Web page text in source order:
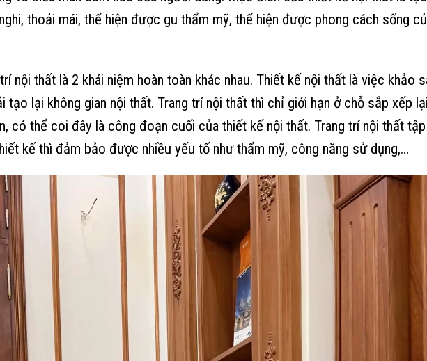
thoải mái, thể hiện được gu thẩm mỹ, thể hiện được phong cách sống
nội thất là 2 khái niệm hoàn toàn khác nhau. Thiết kế nội thất là việc khảo
tạo lại không gian nội thất. Trang trí nội thất thì chỉ giới hạn ở chỗ sắp xếp
có thể coi đây là công đoạn cuối của thiết kế nội thất. Trang trí nội thất
kế thì đảm bảo được nhiều yếu tố như thẩm mỹ, công năng sử dụng,…